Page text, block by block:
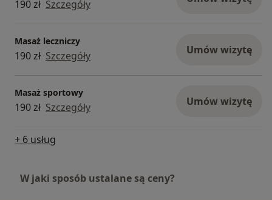
190 zł Szczegóły
Masaż leczniczy
190 zł Szczegóły Umów wizytę
Masaż sportowy
190 zł Szczegóły Umów wizytę
+ 6 usług
W jaki sposób ustalane są ceny?